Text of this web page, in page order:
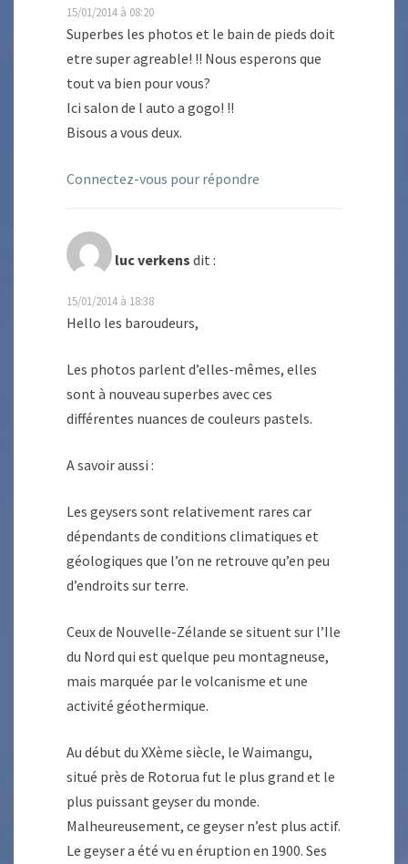
15/01/2014 à 08:20
Superbes les photos et le bain de pieds doit
etre super agreable! !! Nous esperons que
tout va bien pour vous?
Ici salon de l auto a gogo! !!
Bisous a vous deux.
Connectez-vous pour répondre
luc verkens dit :
15/01/2014 à 18:38
Hello les baroudeurs,
Les photos parlent d’elles-mêmes, elles
sont à nouveau superbes avec ces
différentes nuances de couleurs pastels.
A savoir aussi :
Les geysers sont relativement rares car
dépendants de conditions climatiques et
géologiques que l’on ne retrouve qu’en peu
d’endroits sur terre.
Ceux de Nouvelle-Zélande se situent sur l’Ile
du Nord qui est quelque peu montagneuse,
mais marquée par le volcanisme et une
activité géothermique.
Au début du XXème siècle, le Waimangu,
situé près de Rotorua fut le plus grand et le
plus puissant geyser du monde.
Malheureusement, ce geyser n’est plus actif.
Le geyser a été vu en éruption en 1900. Ses